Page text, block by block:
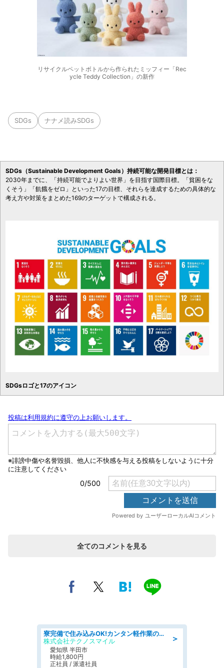
リサイクルペットボトルから作られたミッフィー「Rec
ycle Teddy Collection」の新作
SDGs ナナメ読みSDGs
SDGs（Sustainable Development Goals）持続可能な開発目標とは：
2030年までに、「持続可能でよりよい世界」を目指す国際目標。「貧困をな
くそう」「飢餓をゼロ」といった17の目標、それらを達成するための具体的な
考え方や対策をまとめた169のターゲットで構成される。
SDGsロゴと17のアイコン
全てのコメントを見る
＞
寮完備で住み込みOK!カンタン軽作業のお仕事 denso aichi
株式会社テクノスマイル
愛知県 半田市
時給1,800円
正社員 / 派遣社員